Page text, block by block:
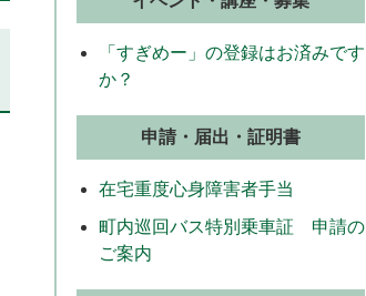
「すぎめー」の登録はお済みです
か？
申請・届出・証明書
在宅重度心身障害者手当
町内巡回バス特別乗車証 申請の
ご案内